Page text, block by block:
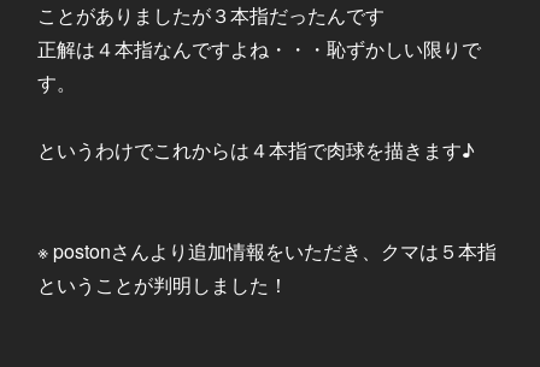
ことがありましたが３本指だったんです
正解は４本指なんですよね・・・恥ずかしい限りで
す。
というわけでこれからは４本指で肉球を描きます♪
※ postonさんより追加情報をいただき、クマは５本指
ということが判明しました！